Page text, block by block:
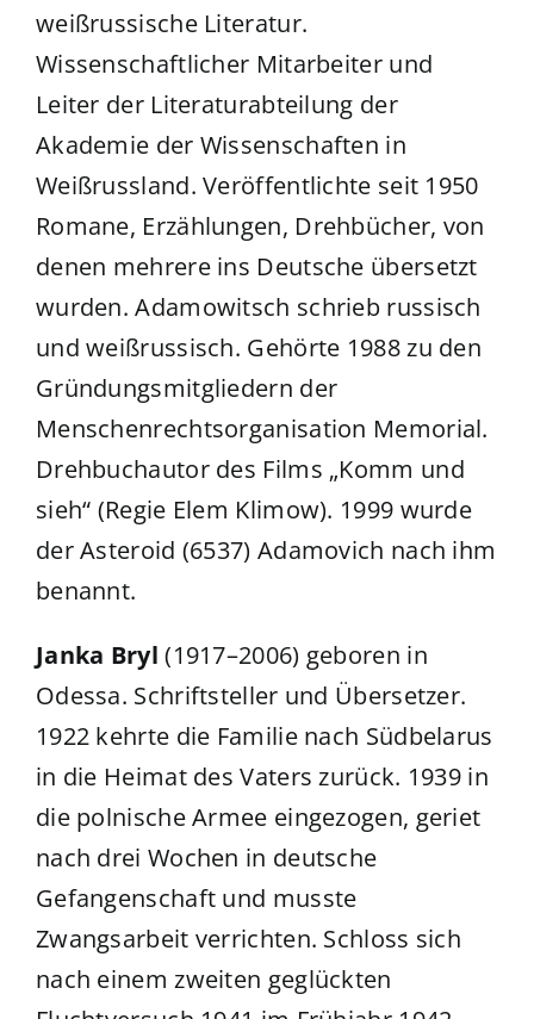
weißrussische Literatur.
Wissenschaftlicher Mitarbeiter und
Leiter der Literaturabteilung der
Akademie der Wissenschaften in
Weißrussland. Veröffentlichte seit 1950
Romane, Erzählungen, Drehbücher, von
denen mehrere ins Deutsche übersetzt
wurden. Adamowitsch schrieb russisch
und weißrussisch. Gehörte 1988 zu den
Gründungsmitgliedern der
Menschenrechtsorganisation Memorial.
Drehbuchautor des Films „Komm und
sieh“ (Regie Elem Klimow). 1999 wurde
der Asteroid (6537) Adamovich nach ihm
benannt.
Janka Bryl (1917–2006) geboren in
Odessa. Schriftsteller und Übersetzer.
1922 kehrte die Familie nach Südbelarus
in die Heimat des Vaters zurück. 1939 in
die polnische Armee eingezogen, geriet
nach drei Wochen in deutsche
Gefangenschaft und musste
Zwangsarbeit verrichten. Schloss sich
nach einem zweiten geglückten